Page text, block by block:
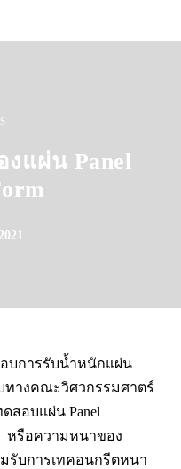
แผ่น Panel
อบการรับน้ำหนักแผ่น
บทางคณะวิศวกรรมศาตร์
สอบแผ่น Panel
หรือความหนาของ
รับการเทคอนกรีตหนา